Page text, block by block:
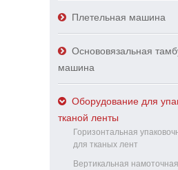
Плетельная машина
Основовязальная
машина
Оборудование для
тканой ленты
Горизонтальная
для тканых лент
Вертикальная